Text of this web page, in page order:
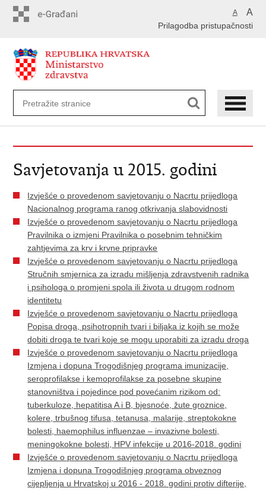
A A
Prilagodba pristupačnosti
Savjetovanja u 2015. godini
Izvješće o provedenom savjetovanju o Nacrtu prijedloga
Nacionalnog programa ranog otkrivanja slabovidnosti
Izvješće o provedenom savjetovanju o Nacrtu prijedloga
Pravilnika o izmjeni Pravilnika o posebnim tehničkim
zahtjevima za krv i krvne pripravke
Izvješće o provedenom savjetovanju o Nacrtu prijedloga
Stručnih smjernica za izradu mišljenja zdravstvenih radnika
i psihologa o promjeni spola ili života u drugom rodnom
identitetu
Izvješće o provedenom savjetovanju o Nacrtu prijedloga
Popisa droga, psihotropnih tvari i biljaka iz kojih se može
dobiti droga te tvari koje se mogu uporabiti za izradu droga
Izvješće o provedenom savjetovanju o Nacrtu prijedloga
Izmjena i dopuna Trogodišnjeg programa imunizacije,
seroprofilakse i kemoprofilakse za posebne skupine
stanovništva i pojedince pod povećanim rizikom od:
tuberkuloze, hepatitisa A i B, bjesnoće, žute groznice,
kolere, trbušnog tifusa, tetanusa, malarije, streptokokne
bolesti, haemophilus influenzae – invazivne bolesti,
meningokokne bolesti, HPV infekcije u 2016-2018. godini
Izvješće o provedenom savjetovanju o Nacrtu prijedloga
Izmjena i dopuna Trogodišnjeg programa obveznog
cijepljenja u Hrvatskoj u 2016 - 2018. godini protiv difterije,